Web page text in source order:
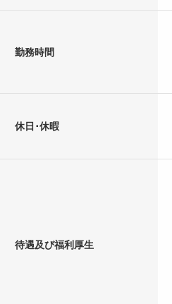
勤務時間
休日･休暇
待遇及び福利厚生